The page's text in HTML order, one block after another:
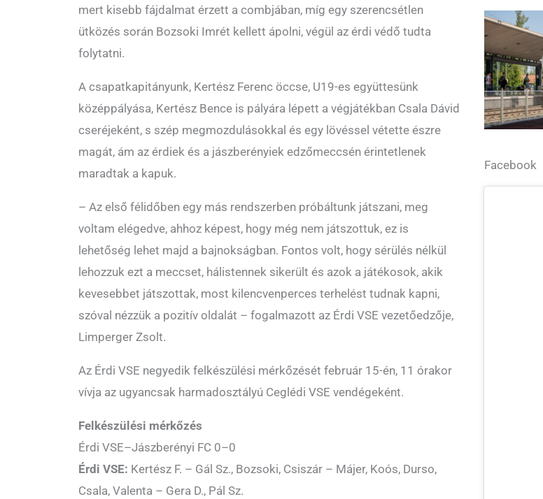
mert kisebb fájdalmat érzett a combjában, míg egy szerencsétlen
ütközés során Bozsoki Imrét kellett ápolni, végül az érdi védő tudta
folytatni.
A csapatkapitányunk, Kertész Ferenc öccse, U19-es együttesünk
középpályása, Kertész Bence is pályára lépett a végjátékban Csala Dávid
cseréjeként, s szép megmozdulásokkal és egy lövéssel vétette észre
magát, ám az érdiek és a jászberényiek edzőmeccsén érintetlenek
maradtak a kapuk.
– Az első félidőben egy más rendszerben próbáltunk játszani, meg
voltam elégedve, ahhoz képest, hogy még nem játszottuk, ez is
lehetőség lehet majd a bajnokságban. Fontos volt, hogy sérülés nélkül
lehozzuk ezt a meccset, hálistennek sikerült és azok a játékosok, akik
kevesebbet játszottak, most kilencvenperces terhelést tudnak kapni,
szóval nézzük a pozitív oldalát – fogalmazott az Érdi VSE vezetőedzője,
Limperger Zsolt.
Az Érdi VSE negyedik felkészülési mérkőzését február 15-én, 11 órakor
vívja az ugyancsak harmadosztályú Ceglédi VSE vendégeként.
Felkészülési mérkőzés
Érdi VSE–Jászberényi FC 0–0
Érdi VSE: Kertész F. – Gál Sz., Bozsoki, Csiszár – Májer, Koós, Durso,
Csala, Valenta – Gera D., Pál Sz.
Facebook